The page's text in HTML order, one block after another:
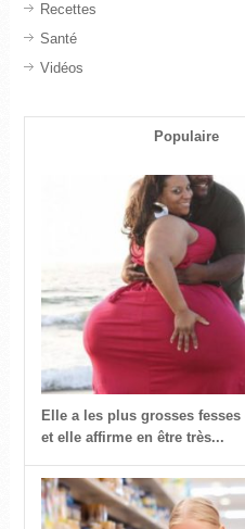
Recettes
Santé
Vidéos
Populaire
Elle a les plus grosses fesses
et elle affirme en être très...